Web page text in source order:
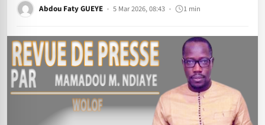
Abdou Faty GUEYE 5 Mar 2026, 08:43 1 min